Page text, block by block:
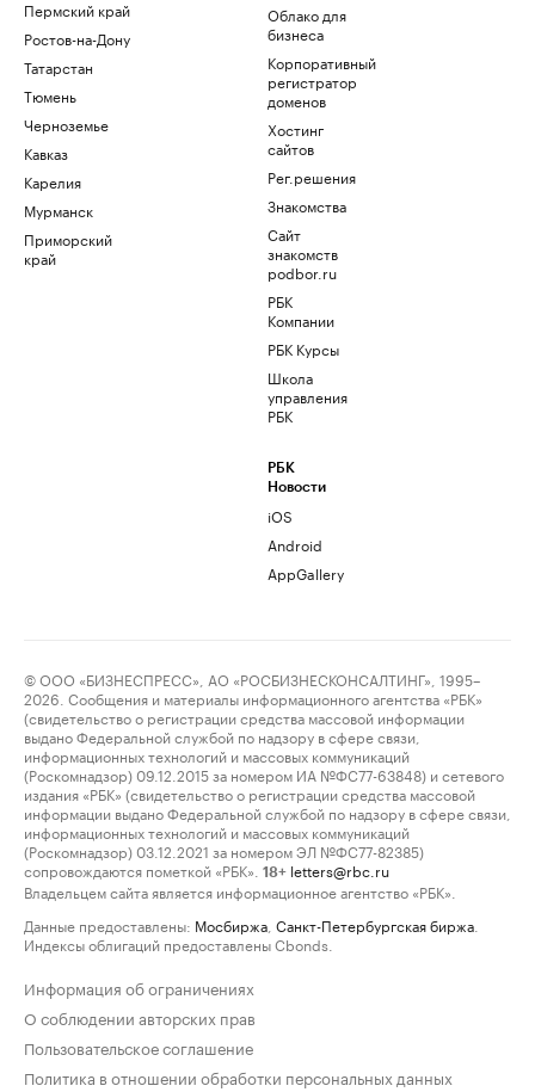
Пермский край
Ростов-на-Дону
Татарстан
Тюмень
Черноземье
Кавказ
Карелия
Мурманск
Приморский
край
Облако для
бизнеса
Корпоративный
регистратор
доменов
Хостинг
сайтов
Рег.решения
Знакомства
Сайт
знакомств
podbor.ru
РБК
Компании
РБК Курсы
Школа
управления
РБК
РБК
Новости
iOS
Android
AppGallery
© ООО «БИЗНЕСПРЕСС», АО «РОСБИЗНЕСКОНСАЛТИНГ», 1995–
2026. Сообщения и материалы информационного агентства «РБК»
(свидетельство о регистрации средства массовой информации
выдано Федеральной службой по надзору в сфере связи,
информационных технологий и массовых коммуникаций
(Роскомнадзор) 09.12.2015 за номером ИА №ФС77-63848) и сетевого
издания «РБК» (свидетельство о регистрации средства массовой
информации выдано Федеральной службой по надзору в сфере связи,
информационных технологий и массовых коммуникаций
(Роскомнадзор) 03.12.2021 за номером ЭЛ №ФС77-82385)
сопровождаются пометкой «РБК».
18+ letters@rbc.ru
Владельцем сайта является информационное агентство «РБК».
Данные предоставлены: Мосбиржа Санкт-Петербургская биржа
Индексы облигаций предоставлены Cbonds.
Информация об ограничениях
О соблюдении авторских прав
Пользовательское соглашение
Политика в отношении обработки персональных данных